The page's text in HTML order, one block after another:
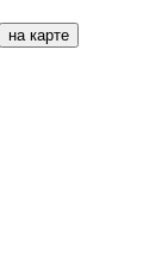
на карте